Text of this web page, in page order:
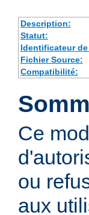
Description:
Statut:
Identificateur
Fichier Source:
Compatibilité:
Ce
ou
aux